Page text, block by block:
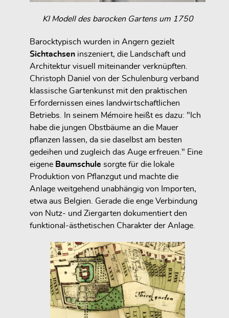
KI Modell des barocken Gartens um 1750
Barocktypisch wurden in Angern gezielt
Sichtachsen inszeniert, die Landschaft und
Architektur visuell miteinander verknüpften.
Christoph Daniel von der Schulenburg verband
klassische Gartenkunst mit den praktischen
Erfordernissen eines landwirtschaftlichen
Betriebs. In seinem Mémoire heißt es dazu: "Ich
habe die jungen Obstbäume an die Mauer
pflanzen lassen, da sie daselbst am besten
gedeihen und zugleich das Auge erfreuen." Eine
eigene Baumschule sorgte für die lokale
Produktion von Pflanzgut und machte die
Anlage weitgehend unabhängig von Importen,
etwa aus Belgien. Gerade die enge Verbindung
von Nutz- und Ziergarten dokumentiert den
funktional-ästhetischen Charakter der Anlage.